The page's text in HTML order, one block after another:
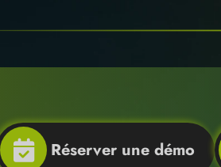
Réserver une démo